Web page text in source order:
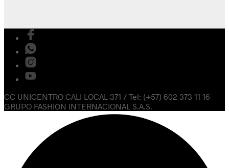
CC UNICENTRO CALI LOCAL 371 / Tel: (+57) 602 373 11 16
GRUPO FASHION INTERNACIONAL S.A.S.